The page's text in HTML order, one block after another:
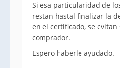
Si esa particularidad de
restan hastal finalizar la
en el certificado, se evitan
comprador.
Espero haberle ayudado.